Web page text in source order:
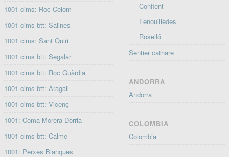
1001 cims: Roc Colom
1001 cims btt: Salines
1001 cims: Sant Quiri
1001 cims btt: Segalar
1001 cims btt: Roc Guàrdia
1001 cims btt: Aragall
1001 cims btt: Vicenç
1001: Coma Morera Dòrria
1001 cims btt: Calme
1001: Perxes Blanques
Conflent
Fenouillèdes
Roselló
Sentier cathare
ANDORRA
Andorra
COLOMBIA
Colombia